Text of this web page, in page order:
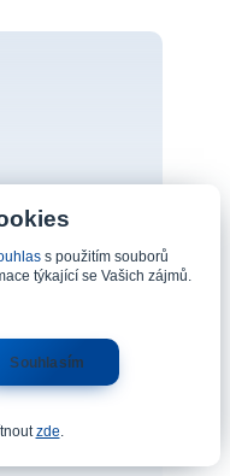
s použitím souborů
týkající se Vašich zájmů.
Souhlasím
zde